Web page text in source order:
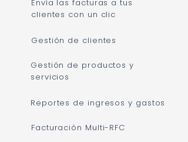
Envía las facturas a tus
clientes con un clic
Gestión de clientes
Gestión de productos y
servicios
Reportes de ingresos y gastos
Facturación Multi-RFC